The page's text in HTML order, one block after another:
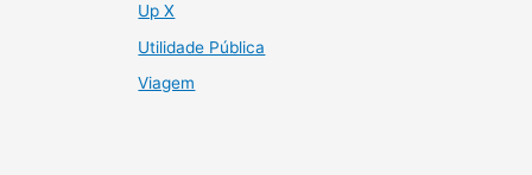
Up X
Utilidade Pública
Viagem